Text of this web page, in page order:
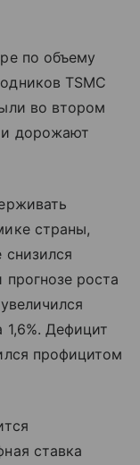
по объему
TSMC
во втором
дорожают
страны,
роста
1,6%. Дефицит
профицитом
ставка